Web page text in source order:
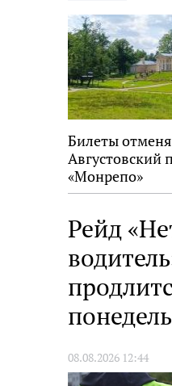
Билеты
Августовский
«Монрепо»
Рейд
08.08.2026 12:44